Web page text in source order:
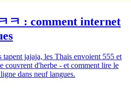
ㅋ : comment internet
tapent jajaja, les Thais envoient 555 et
couvrent d'herbe - et comment lire le
dans neuf langues.